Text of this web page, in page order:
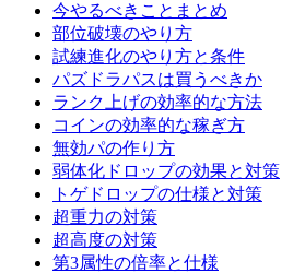
今やるべきことまとめ
部位破壊のやり方
試練進化のやり方と条件
パズドラパスは買うべきか
ランク上げの効率的な方法
コインの効率的な稼ぎ方
無効パの作り方
弱体化ドロップの効果と対策
トゲドロップの仕様と対策
超重力の対策
超高度の対策
第3属性の倍率と仕様